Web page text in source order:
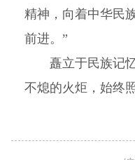
精神，向着中华民
前进。”
矗立于民族记忆
不熄的火炬，始终